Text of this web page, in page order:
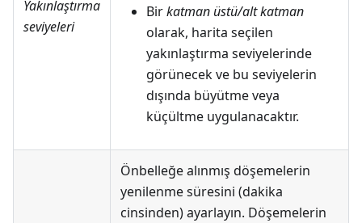
Yakınlaştırma
seviyeleri
Birkatman üstü/alt katman
olarak, harita seçilen
yakınlaştırma seviyelerinde
görünecek ve bu seviyelerin
dışında büyütme veya
küçültme uygulanacaktır.
Önbelleğe alınmış döşemelerin
yenilenme süresini (dakika
cinsinden) ayarlayın. Döşemelerin